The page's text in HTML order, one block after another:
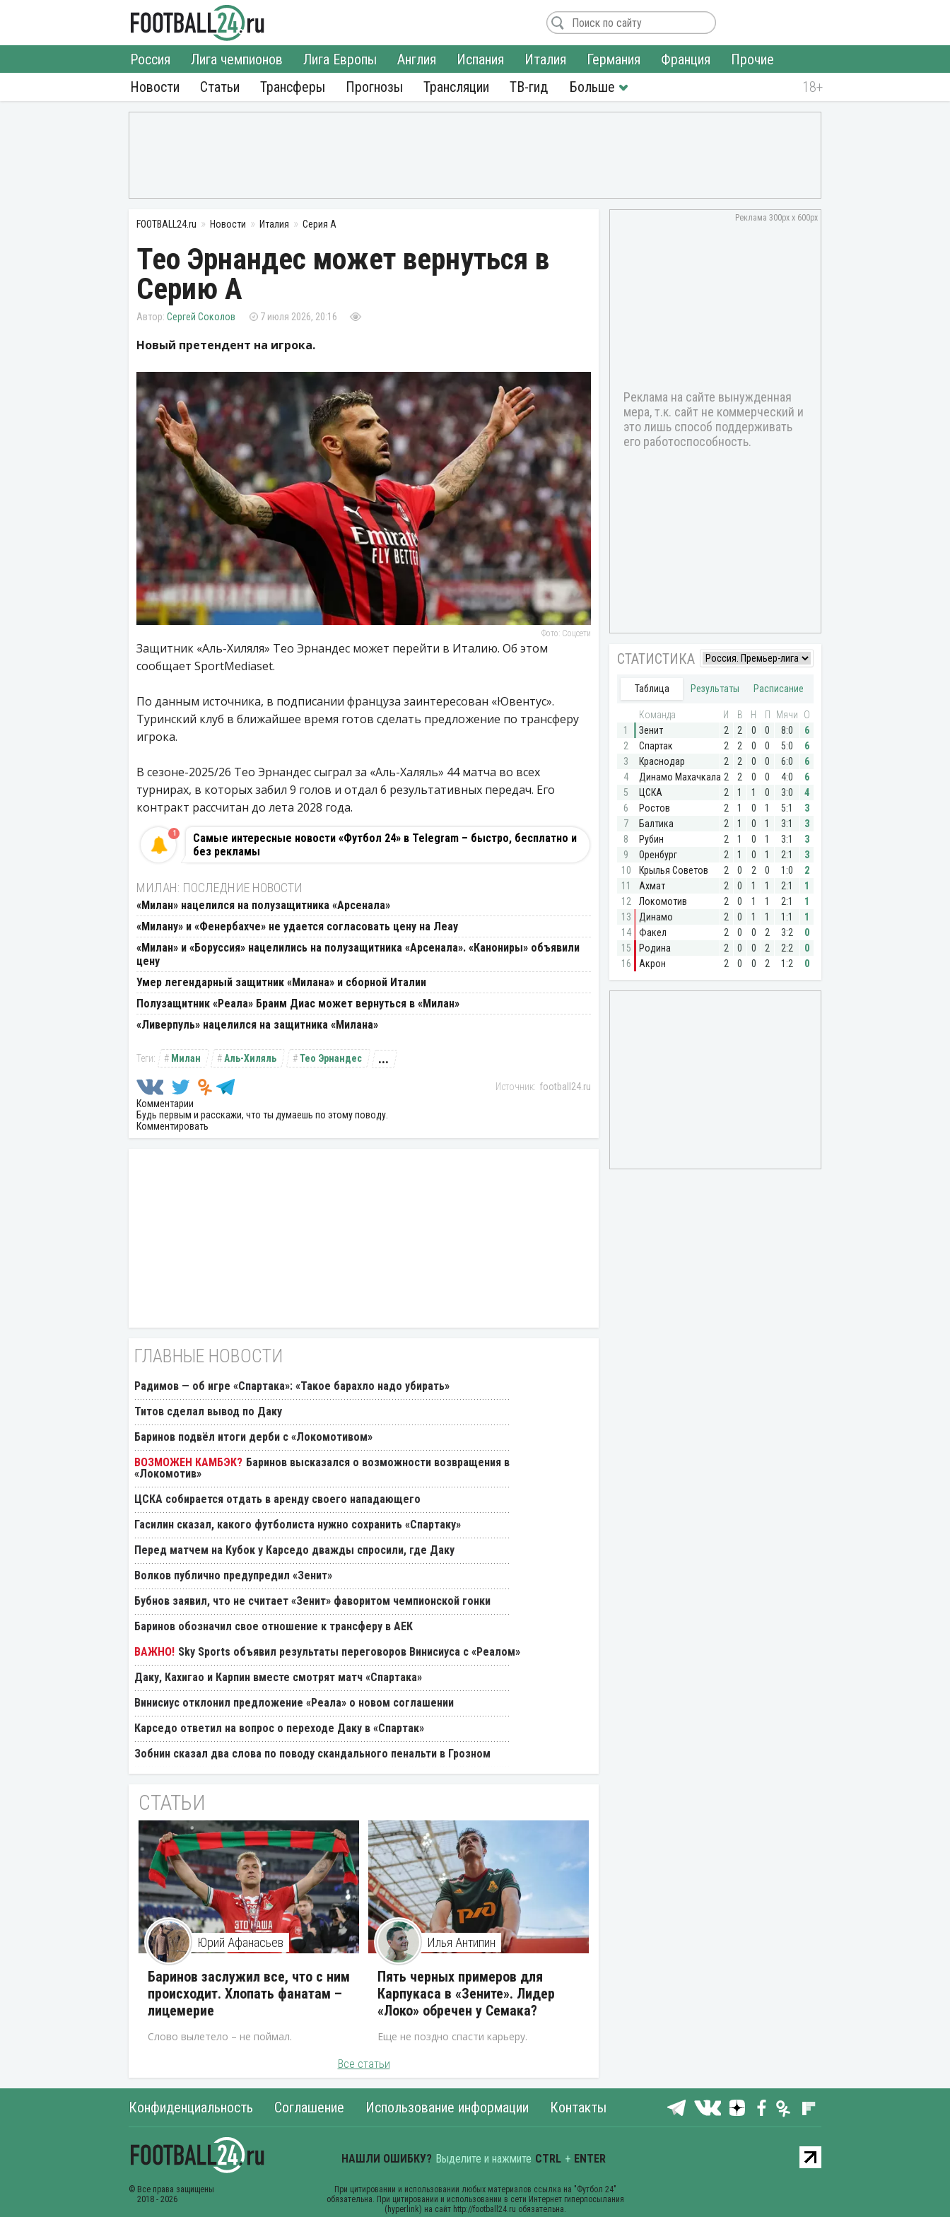
Новости
Россия Лига чемпионов Лига Европы Англия Испания Италия Германия Франция
Прочие
Статьи
Трансферы Прогнозы Трансляции ТВ-гид
FOOTBALL24.ru Новости Италия Серия А
Тео Эрнандес может вернуться в
Серию А
Сергей Соколов 7 июля 2026, 20:16
Новый претендент на игрока.
Фото: Соцсети
Защитник «Аль-Хиляля» Тео Эрнандес может перейти в Италию. Об этом
сообщает SportMediaset.
По данным источника, в подписании француза заинтересован «Ювентус».
Туринский клуб в ближайшее время готов сделать предложение по трансферу
игрока.
В сезоне-2025/26 Тео Эрнандес сыграл за «Аль-Халяль» 44 матча во всех
турнирах, в которых забил 9 голов и отдал 6 результативных передач. Его
контракт рассчитан до лета 2028 года.
Самые интересные новости «Футбол 24» в Telegram – быстро, бесплатно и
без рекламы
1
МИЛАН: ПОСЛЕДНИЕ НОВОСТИ
«Милан» нацелился на полузащитника «Арсенала»
«Милану» и «Фенербахче» не удается согласовать цену на Леау
«Милан» и «Боруссия» нацелились на полузащитника «Арсенала». «Канониры» объявили
цену
Умер легендарный защитник «Милана» и сборной Италии
Полузащитник «Реала» Браим Диас может вернуться в «Милан»
«Ливерпуль» нацелился на защитника «Милана»
Милан Аль-Хиляль Тео Эрнандес ...
football24.ru
Комментарии
Будь первым и расскажи, что ты думаешь по этому поводу.
Комментировать
ГЛАВНЫЕ НОВОСТИ
Радимов — об игре «Спартака»: «Такое барахло надо убирать»
Титов сделал вывод по Даку
Баринов подвёл итоги дерби с «Локомотивом»
Баринов высказался о возможности возвращения в
«Локомотив»
ЦСКА собирается отдать в аренду своего нападающего
Гасилин сказал, какого футболиста нужно сохранить «Спартаку»
Перед матчем на Кубок у Карседо дважды спросили, где Даку
Волков публично предупредил «Зенит»
Бубнов заявил, что не считает «Зенит» фаворитом чемпионской гонки
Баринов обозначил свое отношение к трансферу в АЕК
Sky Sports объявил результаты переговоров Винисиуса с «Реалом»
Даку, Кахигао и Карпин вместе смотрят матч «Спартака»
Винисиус отклонил предложение «Реала» о новом соглашении
Карседо ответил на вопрос о переходе Даку в «Спартак»
Зобнин сказал два слова по поводу скандального пенальти в Грозном
СТАТЬИ
Юрий Афанасьев
Баринов заслужил все, что с ним
происходит. Хлопать фанатам –
лицемерие
Слово вылетело – не поймал.
Илья Антипин
Пять черных примеров для
Карпукаса в «Зените». Лидер
«Локо» обречен у Семака?
Еще не поздно спасти карьеру.
Все статьи
Конфиденциальность Соглашение Использование информации Контакты